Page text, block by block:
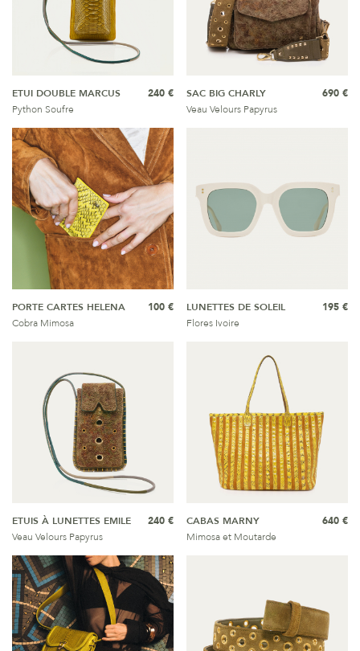
ETUI DOUBLE MARCUS
Python Soufre
240 €
SAC BIG CHARLY
Veau Velours Papyrus
690 €
PORTE CARTES HELENA
Cobra Mimosa
100 €
LUNETTES DE SOLEIL
Flores Ivoire
195 €
ETUIS À LUNETTES EMILE
Veau Velours Papyrus
240 €
CABAS MARNY
Mimosa et Moutarde
640 €